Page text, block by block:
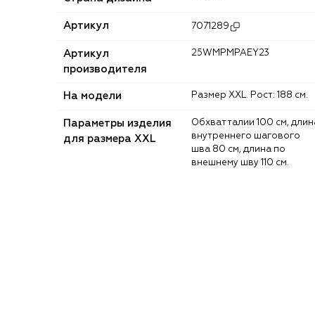
Артикул 7071289
Артикул
производителя
25WMPMPAEY23
На модели Размер XXL. Рост: 188 см.
Параметры изделия
для размера XXL
Обхват талии 100 см, длина
внутреннего шагового
шва 80 см, длина по
внешнему шву 110 см.